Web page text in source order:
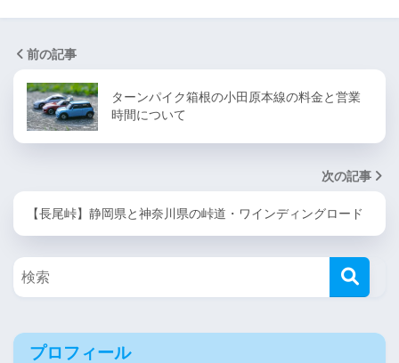
前の記事
ターンパイク箱根の小田原本線の料金と営業
時間について
次の記事
【長尾峠】静岡県と神奈川県の峠道・ワインディングロード
プロフィール